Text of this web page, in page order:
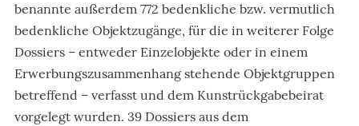
benannte außerdem 772 bedenkliche bzw. vermutlich
bedenkliche Objektzugänge, für die in weiterer Folge
Dossiers – entweder Einzelobjekte oder in einem
Erwerbungszusammenhang stehende Objektgruppen
betreffend – verfasst und dem Kunstrückgabebeirat
vorgelegt wurden. 39 Dossiers aus dem